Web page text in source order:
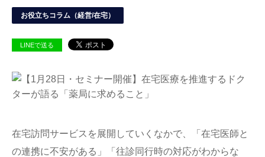
お役立ちコラム（経営/在宅）
LINEで送る
在宅訪問サービスを展開していくなかで、「在宅医師と
の連携に不安がある」「往診同行時の対応がわからな